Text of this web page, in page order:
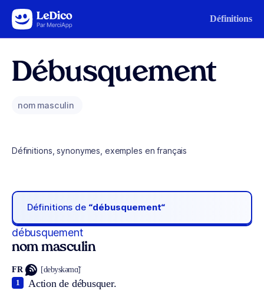
Aller au contenu Définitions
Débusquement
nom masculin
Définitions, synonymes, exemples en français
Définitions de “débusquement“
débusquement
nom masculin
FR [debyskəmɑ̃]
Action de débusquer.
1